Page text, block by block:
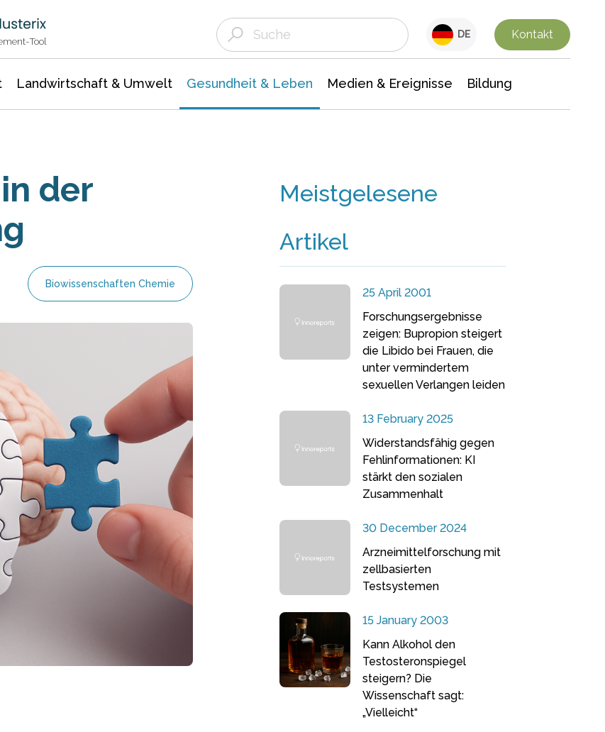
Tool
DE Kontakt
Landwirtschaft & Umwelt Gesundheit & Leben Medien & Ereignisse Bildung
der
Biowissenschaften Chemie
Meistgelesene
Artikel
25 April 2001
Forschungsergebnisse
zeigen: Bupropion steigert
die Libido bei Frauen, die
unter vermindertem
sexuellen Verlangen leiden
13 February 2025
Widerstandsfähig gegen
Fehlinformationen: KI
stärkt den sozialen
Zusammenhalt
30 December 2024
Arzneimittelforschung mit
zellbasierten
Testsystemen
15 January 2003
Kann Alkohol den
Testosteronspiegel
steigern? Die
Wissenschaft sagt:
„Vielleicht“